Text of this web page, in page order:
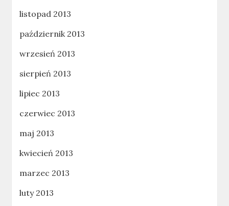
listopad 2013
październik 2013
wrzesień 2013
sierpień 2013
lipiec 2013
czerwiec 2013
maj 2013
kwiecień 2013
marzec 2013
luty 2013